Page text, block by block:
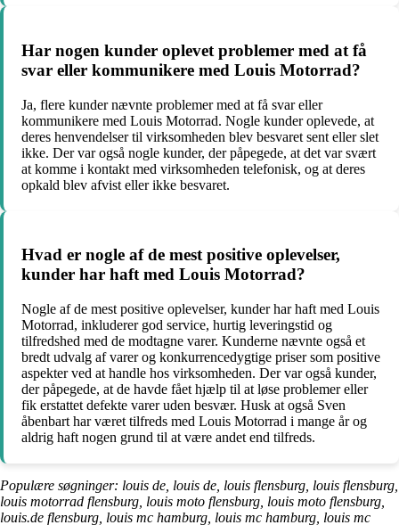
Har nogen kunder oplevet problemer med at få
svar eller kommunikere med Louis Motorrad?
Ja, flere kunder nævnte problemer med at få svar eller
kommunikere med Louis Motorrad. Nogle kunder oplevede, at
deres henvendelser til virksomheden blev besvaret sent eller slet
ikke. Der var også nogle kunder, der påpegede, at det var svært
at komme i kontakt med virksomheden telefonisk, og at deres
opkald blev afvist eller ikke besvaret.
Hvad er nogle af de mest positive oplevelser,
kunder har haft med Louis Motorrad?
Nogle af de mest positive oplevelser, kunder har haft med Louis
Motorrad, inkluderer god service, hurtig leveringstid og
tilfredshed med de modtagne varer. Kunderne nævnte også et
bredt udvalg af varer og konkurrencedygtige priser som positive
aspekter ved at handle hos virksomheden. Der var også kunder,
der påpegede, at de havde fået hjælp til at løse problemer eller
fik erstattet defekte varer uden besvær. Husk at også Sven
åbenbart har været tilfreds med Louis Motorrad i mange år og
aldrig haft nogen grund til at være andet end tilfreds.
Populære søgninger: louis de, louis de, louis flensburg, louis flensburg,
louis motorrad flensburg, louis moto flensburg, louis moto flensburg,
louis.de flensburg, louis mc hamburg, louis mc hamburg, louis mc